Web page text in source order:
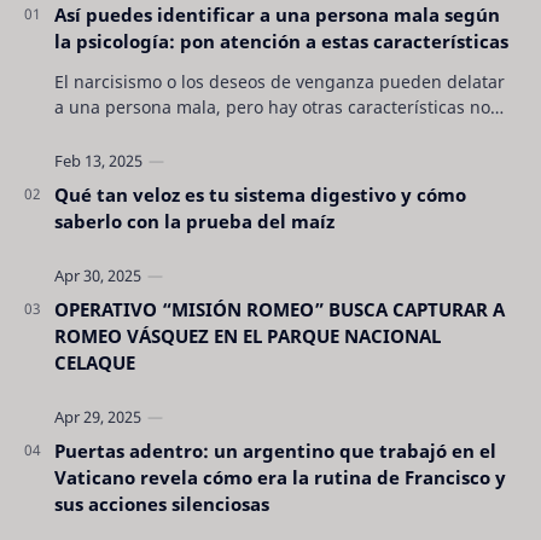
Así puedes identificar a una persona mala según
la psicología: pon atención a estas características
El narcisismo o los deseos de venganza pueden delatar
a una persona mala, pero hay otras características no
Qué tan veloz es tu sistema digestivo y cómo
saberlo con la prueba del maíz
OPERATIVO “MISIÓN ROMEO” BUSCA CAPTURAR A
ROMEO VÁSQUEZ EN EL PARQUE NACIONAL
CELAQUE
Puertas adentro: un argentino que trabajó en el
Vaticano revela cómo era la rutina de Francisco y
sus acciones silenciosas